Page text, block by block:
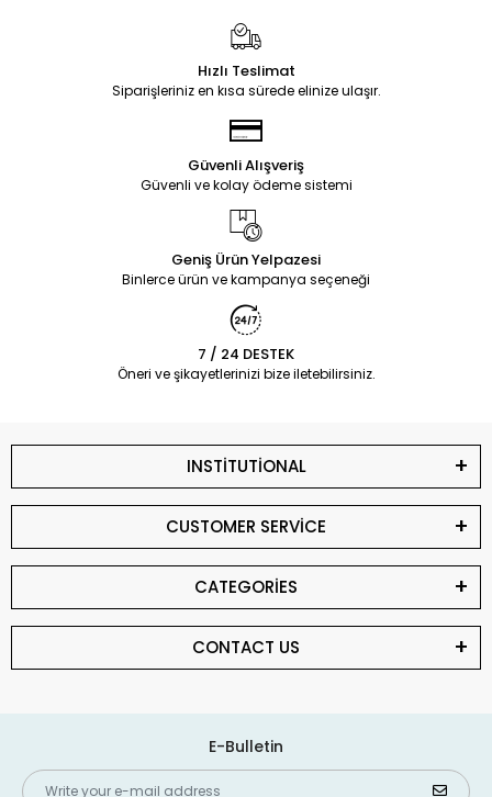
Hızlı Teslimat
Siparişleriniz en kısa sürede elinize ulaşır.
Güvenli Alışveriş
Güvenli ve kolay ödeme sistemi
Geniş Ürün Yelpazesi
Binlerce ürün ve kampanya seçeneği
7 / 24 DESTEK
Öneri ve şikayetlerinizi bize iletebilirsiniz.
INSTİTUTİONAL
CUSTOMER SERVİCE
CATEGORİES
CONTACT US
E-Bulletin